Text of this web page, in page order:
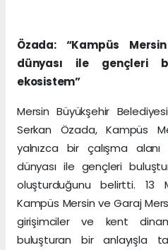
Özada: “Kampüs
dünyası ile gençleri
ekosistem”
Mersin Büyükşehir
Serkan Özada, Kampüs
yalnızca bir çalışma
dünyası ile gençleri
oluşturduğunu belirtti. 13
Kampüs Mersin ve Garaj
girişimciler ve kent
buluşturan bir anlayışla